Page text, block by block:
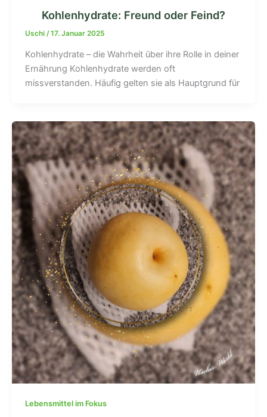
Kohlenhydrate: Freund oder Feind?
Uschi /17. Januar 2025
Kohlenhydrate – die Wahrheit über ihre Rolle in deiner
Ernährung Kohlenhydrate werden oft
missverstanden. Häufig gelten sie als Hauptgrund für
Lebensmittel im Fokus